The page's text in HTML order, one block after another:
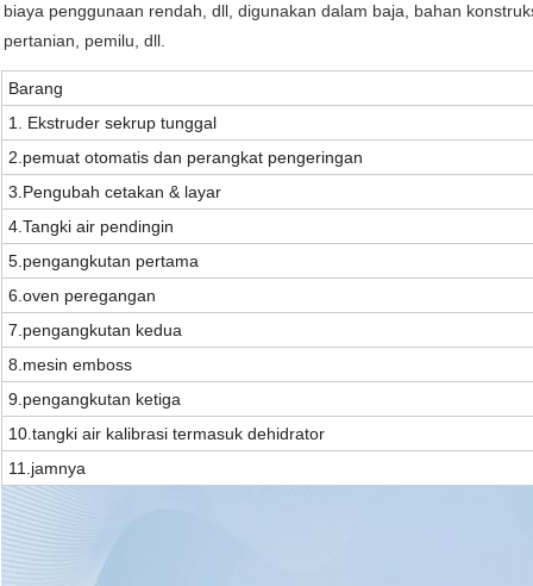
biaya penggunaan rendah, dll, digunakan dalam baja, bahan
pertanian, pemilu, dll.
Barang
1. Ekstruder sekrup tunggal
2.pemuat otomatis dan perangkat pengeringan
3.Pengubah cetakan & layar
4.Tangki air pendingin
5.pengangkutan pertama
6.oven peregangan
7.pengangkutan kedua
8.mesin emboss
9.pengangkutan ketiga
10.tangki air kalibrasi termasuk dehidrator
11.jamnya